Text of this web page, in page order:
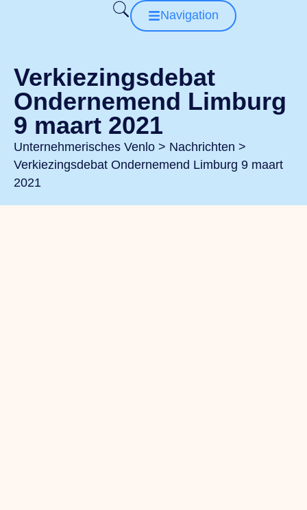
Navigation
Verkiezingsdebat
Ondernemend Limburg
9 maart 2021
Unternehmerisches Venlo > Nachrichten >
Verkiezingsdebat Ondernemend Limburg 9 maart
2021